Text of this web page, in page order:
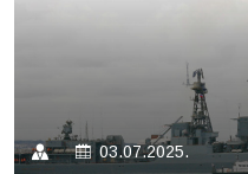
03.07.2025.